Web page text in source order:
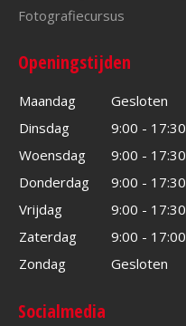
Fotografiecursus
Openingstijden
Maandag
Gesloten
Dinsdag
9:00 - 17:30
Woensdag
9:00 - 17:30
Donderdag
9:00 - 17:30
Vrijdag
9:00 - 17:30
Zaterdag
9:00 - 17:00
Zondag
Gesloten
Socialmedia